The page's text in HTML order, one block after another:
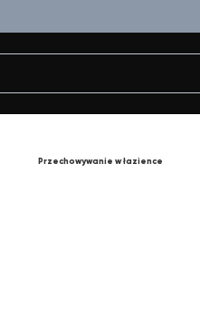
Przechowywanie w łazience